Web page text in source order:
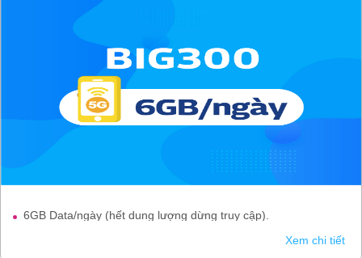
6GB Data/ngày (hết dung lượng dừng truy cập).
Xem chi tiết